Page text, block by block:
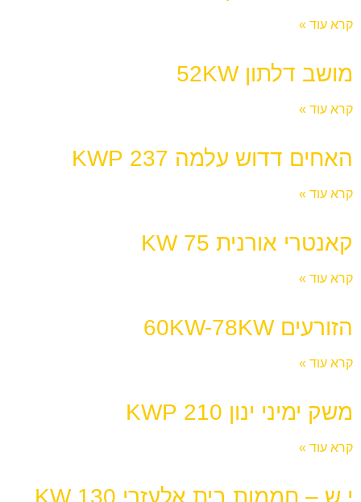
קרא עוד »
מושב דלתון 52KW
קרא עוד »
האחים דדוש עלמה 237 KWP
קרא עוד »
קאנטרי אורנית 75 KW
קרא עוד »
הזורעים 60KW-78KW
קרא עוד »
משק ימיני ינון 210 KWP
קרא עוד »
י.ש – חממות בית אלעזרי 130 KW